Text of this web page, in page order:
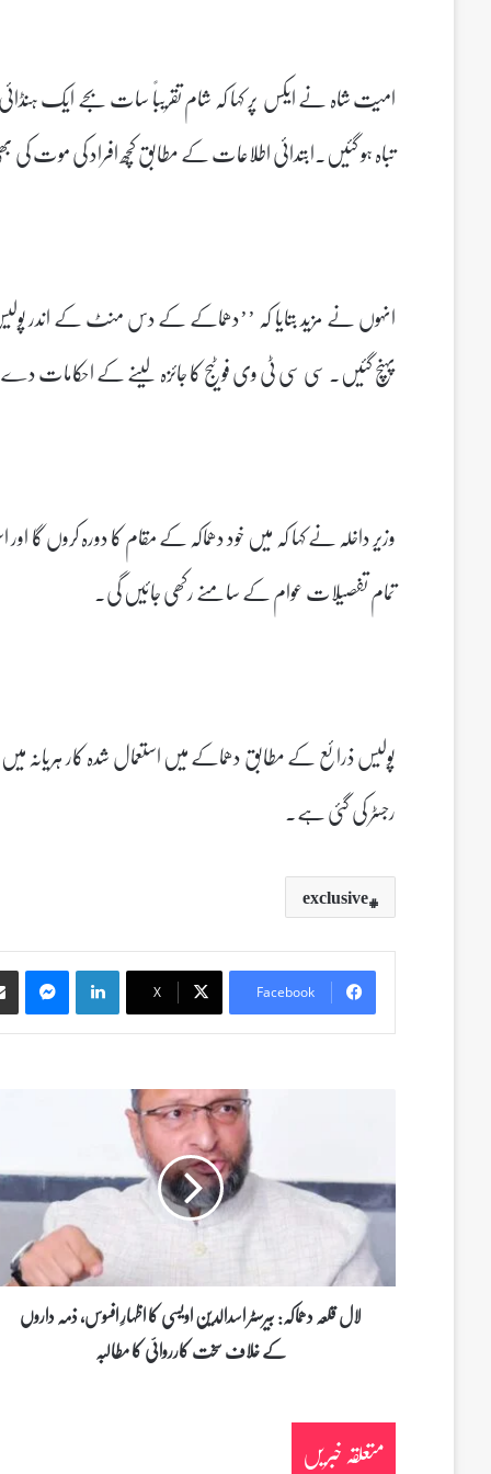
تباہ ہو گئیں۔ابتدائی اطلاعات کے مطابق کچھ افراد کی موت
انہوں نے مزید بتایا کہ ’’دھماکے کے دس منٹ کے اندر
پہنچ گئیں۔ سی سی ٹی وی فوٹیج کا جائزہ لینے کے
وزیر داخلہ نے کہا کہ میں خود دھماکہ کے مقام کا دورہ کروں
تمام تفصیلات عوام کے سامنے رکھی جائیں گی۔
رجسٹر کی گئی ہے۔
exclusive
Facebook
X
LinkedIn
Messenger
ل
ع
ھ
ب
لال قلعہ دھماکہ: بیرسٹر اسدالدین اویسی کا اظہارِ افسوس، ذمہ داروں
کے خلاف سخت کارروائی کا مطالبہ
متعلقہ خبریں